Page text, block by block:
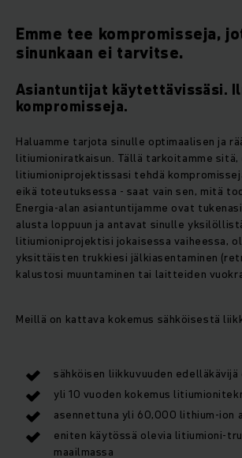
Emme tee kompromisseja,
sinunkaan ei tarvitse.
Asiantuntijat käytettävissäsi.
kompromisseja.
Haluamme tarjota sinulle optimaalisen ja
litiumioniratkaisun. Tällä tarkoitamme
litiumioniprojektissasi tehdä
eikä toteutuksessa - saat vain sen, mitä
Energia-alan asiantuntijamme ovat
alusta loppuun ja antavat sinulle
litiumioniprojektisi jokaisessa vaiheessa,
yksittäisten trukkiesi jälkiasentaminen
kalustosi muuntaminen tai laitteiden
Meillä on kattava kokemus sähköisestä
sähköisen liikkuvuuden edelläkävijä
yli 10 vuoden kokemus
asennettuna yli 60,000 lithium-ion
eniten käytössä olevia litiumioni-
maailmassa